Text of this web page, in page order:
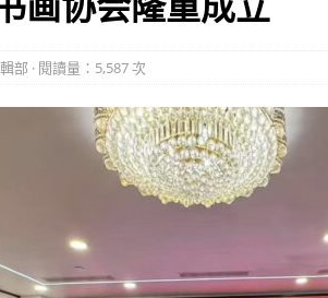
部 · 閱讀量：5,587 次